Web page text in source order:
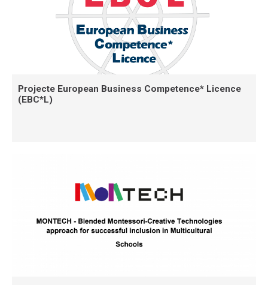
Projecte European Business Competence* Licence
(EBC*L)